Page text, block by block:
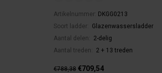
Artikelnummer: DKGG0213
Soort ladder:
Glazenwassersladder
Aantal delen:
2-delig
Aantal treden:
2 + 13 treden
€788,38 €709,54